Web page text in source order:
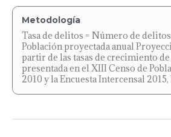
Metodología
Tasa de delitos = Número de
Población proyectada anual
partir de las tasas de crecimiento
presentada en el XIII Censo de
2010 y la Encuesta Intercensal